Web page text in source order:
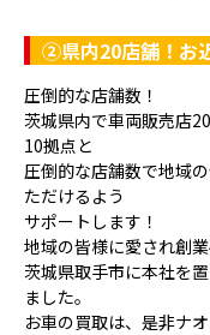
②県内20店舗！お
圧倒的な店舗数！
茨城県内で車両販売店
10拠点と
圧倒的な店舗数で地域
ただけるよう
サポートします！
地域の皆様に愛され創業
茨城県取手市に本社を
ました。
お車の買取は、是非ナ